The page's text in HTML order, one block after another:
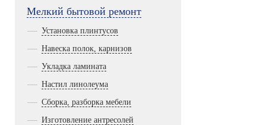
Мелкий бытовой ремонт
Установка плинтусов
Навеска полок, карнизов
Укладка ламината
Настил линолеума
Сборка, разборка мебели
Изготовление антресолей